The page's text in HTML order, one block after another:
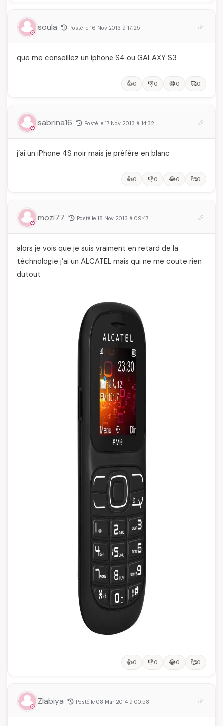
soula Posté le 16 Nov 2013 à 17:25
que me conseillez un iphone S4 ou GALAXY S3
👍0 👎0 😂0 🥰0
sabrina16 Posté le 17 Nov 2013 à 14:32
j’ai un iPhone 4S noir mais je préfère en blanc
👍0 👎0 😂0 🥰0
mozi77 Posté le 18 Nov 2013 à 09:47
alors je vois que je suis vraiment en retard de la
téchnologie j’ai un ALCATEL mais qui ne me coute rien
dutout
👍0 👎0 😂0 🥰0
Zlabiya Posté le 08 Mar 2014 à 00:58